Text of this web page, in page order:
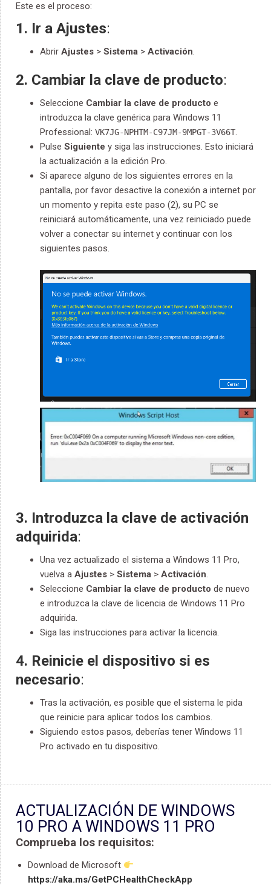
Este es el proceso:
1. Ir a Ajustes:
Abrir Ajustes > Sistema > Activación.
2. Cambiar la clave de producto:
Seleccione Cambiar la clave de producto e
introduzca la clave genérica para Windows 11
Professional: VK7JG-NPHTM-C97JM-9MPGT-3V66T.
Pulse Siguiente y siga las instrucciones. Esto iniciará
la actualización a la edición Pro.
Si aparece alguno de los siguientes errores en la
pantalla, por favor desactive la conexión a internet por
un momento y repita este paso (2), su PC se
reiniciará automáticamente, una vez reiniciado puede
volver a conectar su internet y continuar con los
siguientes pasos.
3. Introduzca la clave de activación
adquirida:
Una vez actualizado el sistema a Windows 11 Pro,
vuelva a Ajustes > Sistema > Activación.
Seleccione Cambiar la clave de producto de nuevo
e introduzca la clave de licencia de Windows 11 Pro
adquirida.
Siga las instrucciones para activar la licencia.
4. Reinicie el dispositivo si es
necesario:
Tras la activación, es posible que el sistema le pida
que reinicie para aplicar todos los cambios.
Siguiendo estos pasos, deberías tener Windows 11
Pro activado en tu dispositivo.
ACTUALIZACIÓN DE WINDOWS
10 PRO A WINDOWS 11 PRO
Comprueba los requisitos:
Download de Microsoft
https://aka.ms/GetPCHealthCheckApp